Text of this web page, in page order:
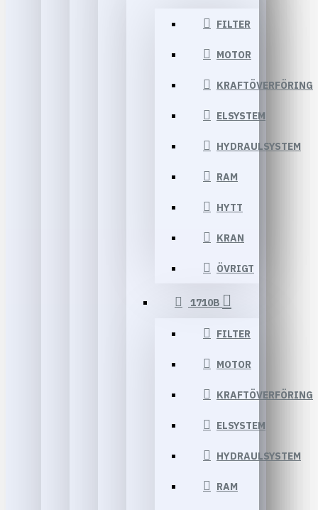
FILTER
MOTOR
KRAFTÖVERFÖRING
ELSYSTEM
HYDRAULSYSTEM
RAM
HYTT
KRAN
ÖVRIGT
1710B
FILTER
MOTOR
KRAFTÖVERFÖRING
ELSYSTEM
HYDRAULSYSTEM
RAM